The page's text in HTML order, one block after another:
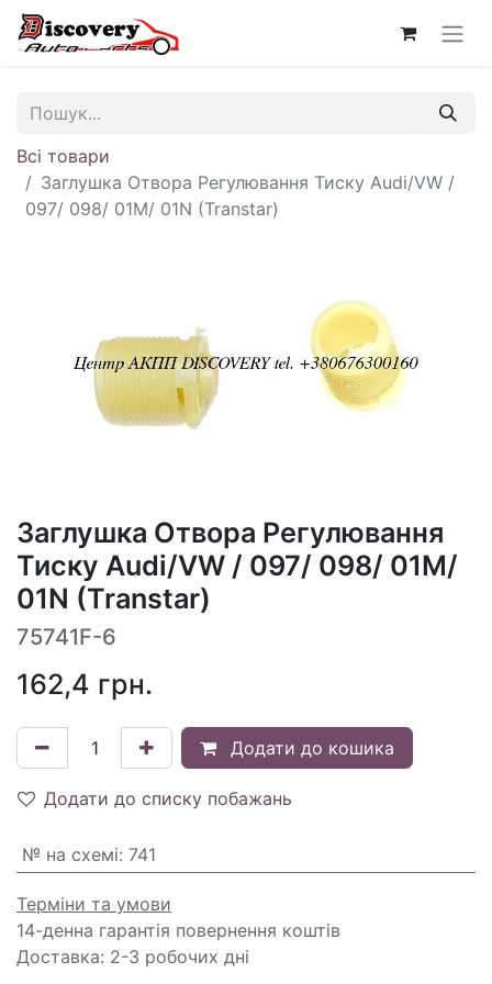
Всі товари
Заглушка Отвора Регулювання Тиску Audi/VW /
097/ 098/ 01M/ 01N (Transtar)
Заглушка Отвора Регулювання
Тиску Audi/VW / 097/ 098/ 01M/
01N (Transtar)
75741F-6
162,4 грн.
Додати до кошика
Додати до списку побажань
№ на схемі: 741
Терміни та умови
14-денна гарантія повернення коштів
Доставка: 2-3 робочих дні